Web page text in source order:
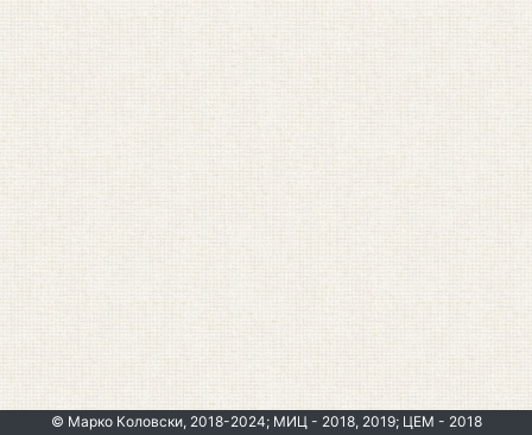
© Марко Коловски, 2018-2024; МИЦ - 2018, 2019; ЦЕМ - 2018